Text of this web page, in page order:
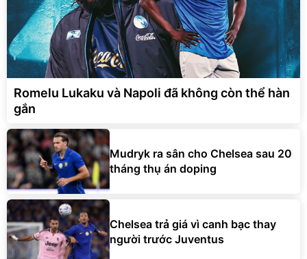
Romelu Lukaku và Napoli đã không còn thể hàn
gắn
Mudryk ra sân cho Chelsea sau 20
tháng thụ án doping
Chelsea trả giá vì canh bạc thay
người trước Juventus